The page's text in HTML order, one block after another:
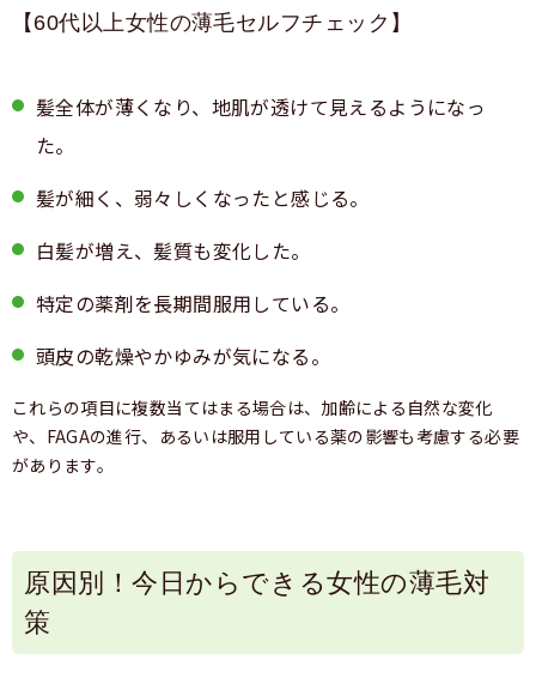
【60代以上女性の薄毛セルフチェック】
髪全体が薄くなり、地肌が透けて見えるようになっ
た。
髪が細く、弱々しくなったと感じる。
白髪が増え、髪質も変化した。
特定の薬剤を長期間服用している。
頭皮の乾燥やかゆみが気になる。
これらの項目に複数当てはまる場合は、加齢による自然な変化
や、FAGAの進行、あるいは服用している薬の影響も考慮する必要
があります。
原因別！今日からできる女性の薄毛対
策